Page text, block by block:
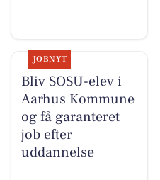
JOBNYT
Bliv SOSU-elev i
Aarhus Kommune
og få garanteret
job efter
uddannelse